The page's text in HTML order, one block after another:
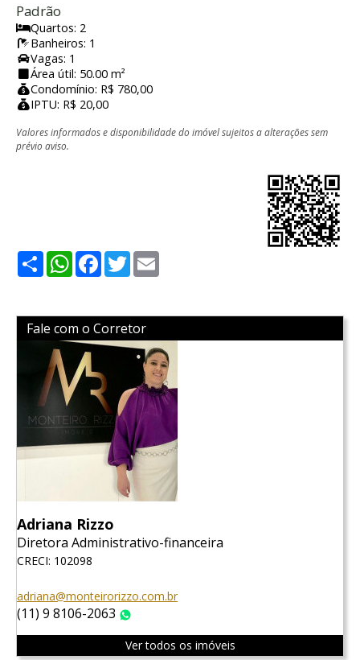
Padrão
Quartos: 2
Banheiros: 1
Vagas: 1
Área útil: 50.00 m²
Condomínio: R$ 780,00
IPTU: R$ 20,00
Valores informados e disponibilidade do imóvel sujeitos a alterações sem
prévio aviso.
ShareWhatsApp
Facebook
Twitter
Fale com o Corretor
Adriana Rizzo
Diretora Administrativo-financeira
CRECI: 102098
adriana@monteirorizzo.com.br
(11) 9 8106-2063
Ver todos os imóveis